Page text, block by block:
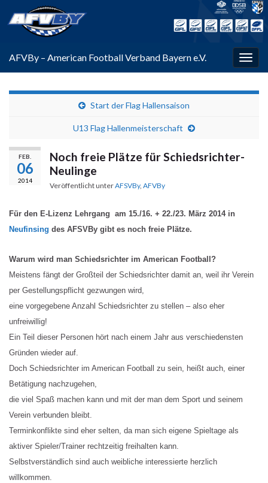
AFVBy – American Football Verband Bayern e.V.
Start der Flag Hallensaison
U13 Flag Hallenmeisterschaft
FEB.
06
2014
Noch freie Plätze für Schiedsrichter-
Neulinge
Veröffentlicht unterAFSVBy, AFVBy
Für den E-Lizenz Lehrgang am 15./16. + 22./23. März 2014 in
Neufinsing des AFSVBy gibt es noch freie Plätze.
Warum wird man Schiedsrichter im American Football?
Meistens fängt der Großteil der Schiedsrichter damit an, weil ihr Verein
per Gestellungspflicht gezwungen wird,
eine vorgegebene Anzahl Schiedsrichter zu stellen – also eher
unfreiwillig!
Ein Teil dieser Personen hört nach einem Jahr aus verschiedensten
Gründen wieder auf.
Doch Schiedsrichter im American Football zu sein, heißt auch, einer
Betätigung nachzugehen,
die viel Spaß machen kann und mit der man dem Sport und seinem
Verein verbunden bleibt.
Terminkonflikte sind eher selten, da man sich eigene Spieltage als
aktiver Spieler/Trainer rechtzeitig freihalten kann.
Selbstverständlich sind auch weibliche interessierte herzlich
willkommen.